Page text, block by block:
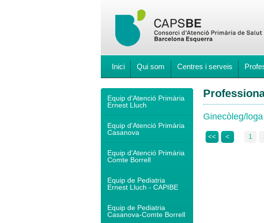
Inici Qui som Centres i serveis
Equip d'Atenció Primària
Ernest Lluch
Equip d'Atenció Primària
Casanova
Equip d'Atenció Primària
Comte Borrell
Equip de Pediatria
Ernest Lluch - CAPIBE
Equip de Pediatria
Casanova-Comte Borrell
Ginecòleg/
<< < 1